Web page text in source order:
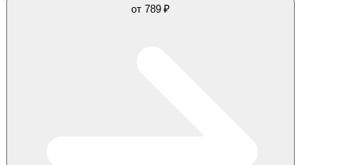
от 789 ₽